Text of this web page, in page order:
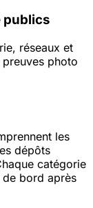
publics
réseaux et
photo
les
dépôts
catégorie
bord après